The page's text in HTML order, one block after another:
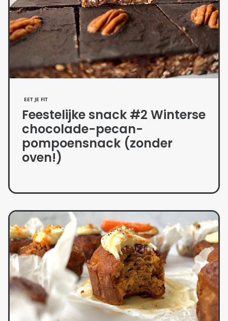
EET JE FIT
Feestelijke snack #2 Winterse
chocolade-pecan-
pompoensnack (zonder
oven!)